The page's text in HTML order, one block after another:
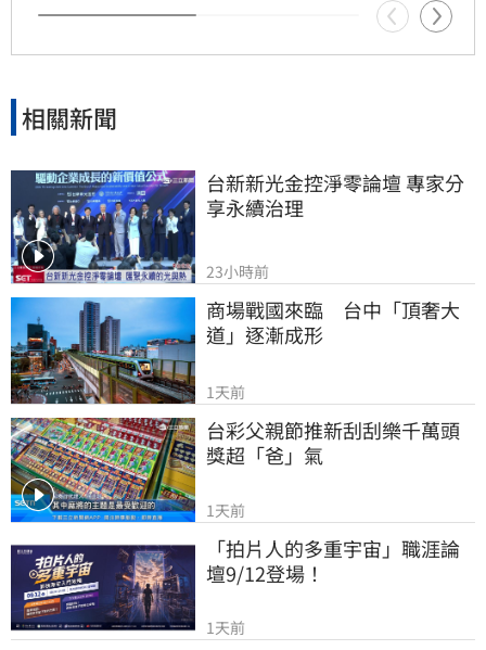
年獲標普全球永續年鑑銀行業全球前1%，更獲
MSCI ESG AAA最高評級，展現其帶領產業接軌
邁向永續發展的強力後盾。
相關新聞
台新新光金控淨零論壇 專家分
享永續治理
23小時前
商場戰國來臨　台中「頂奢大
道」逐漸成形
1天前
台彩父親節推新刮刮樂千萬頭
獎超「爸」氣
1天前
「拍片人的多重宇宙」職涯論
壇9/12登場！
1天前